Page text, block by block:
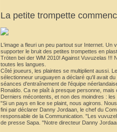
La petite trompette
L'image a fleuri un peu partout sur Internet. Un
supporter le bruit des petites trompettes en
Tröten bei der WM 2010! Against Vuvuzelas
toutes les langues.
Côté joueurs, les plaintes se multiplient aussi.
sélectionneur uruguayen a déclaré qu'il avait
séances d'entraînement de l'équipe
Ronaldo. Ca ne plaît à presque personne,
Derniers mécontents, et non des moindres :
"Si un pays en lice se plaint, nous agirons.
fini par déclarer Danny Jordaan, le chef du
responsable de la Communication. "Les
de presse Sapa. "Notre directeur Danny